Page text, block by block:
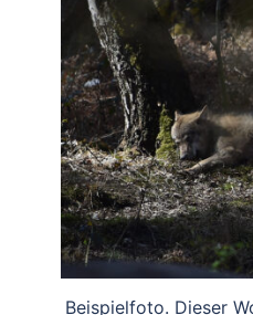
Beispielfoto. Dieser